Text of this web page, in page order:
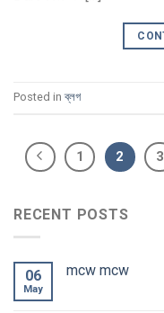
Posted inব্লগ
1 2 3
RECENT POSTS
06
May
mcw mcw